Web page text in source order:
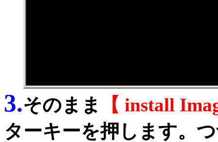
3.そのまま
【 install
ターキーを押します。